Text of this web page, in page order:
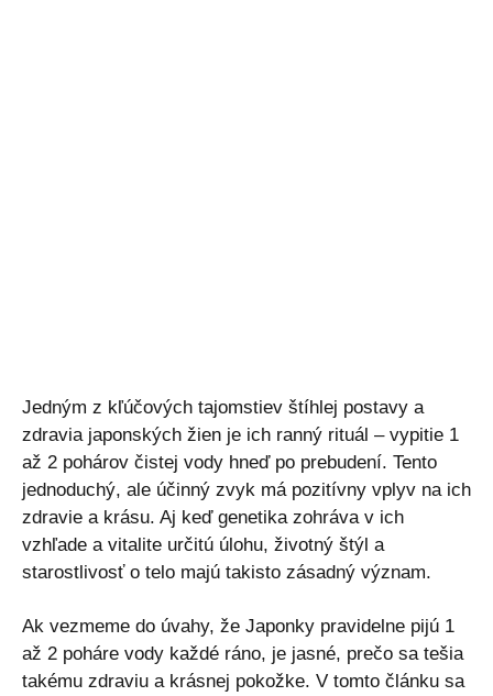
Jedným z kľúčových tajomstiev štíhlej postavy a
zdravia japonských žien je ich ranný rituál – vypitie 1
až 2 pohárov čistej vody hneď po prebudení. Tento
jednoduchý, ale účinný zvyk má pozitívny vplyv na ich
zdravie a krásu. Aj keď genetika zohráva v ich
vzhľade a vitalite určitú úlohu, životný štýl a
starostlivosť o telo majú takisto zásadný význam.
Ak vezmeme do úvahy, že Japonky pravidelne pijú 1
až 2 poháre vody každé ráno, je jasné, prečo sa tešia
takému zdraviu a krásnej pokožke. V tomto článku sa